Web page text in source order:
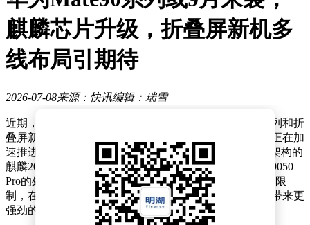
麒麟芯片升级，折叠屏新机多
线布局引期待
2026-07-08来源：快讯编辑：瑞雪
近期，华为新旗舰机型的爆料持续升温，其中Mate90系列和折
叠屏新机的动态引发广泛关注。据业内人士透露，华为正在加
速推进新一代麒麟芯片的量产进程，基于“韬定律”技术架构的
麒麟2026芯片已进入封装测试阶段。这款被命名为麒麟9050
Pro的处理器，通过逻辑折叠技术突破了传统光刻工艺的限
制，在性能和能效方面实现显著提升，有望为旗舰机型带来更
强劲的运算能力。